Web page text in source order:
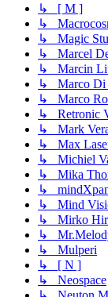
↳ [ M ]
↳
↳ Magic
↳ Marcel
↳ Marcin
↳ Marco Di
↳ Marco
↳ Retronic
↳ Mark
↳ Max
↳ Michiel
↳ Mika
↳
↳ Mind
↳ Mirko
↳
↳ Mulperi
↳ [ N ]
↳ Neospace